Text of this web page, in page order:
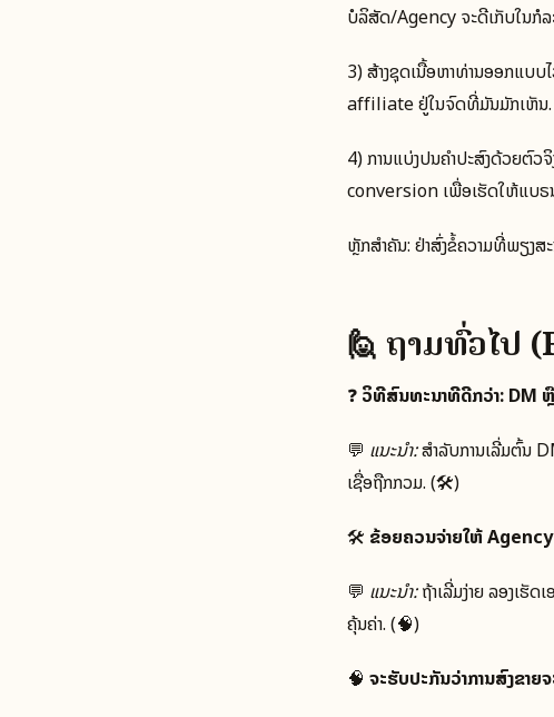
ບໍລິສັດ/Agency ຈະດີເກັບໃນກໍລ
3) ສ້າງຊຸດເນື້ອຫາທ່ານອອກແບ
affiliate ຢູ່ໃນຈົດທີ່ມັນມັກເຫັນ.
4) ການແບ່ງປັນຄຳປະສົງດ້ວຍຕົ
conversion ເພື່ອເຮັດໃຫ້ແບຣນ
ຫຼັກສຳຄັນ: ຢ່າສົ່ງຂໍ້ຄວາມທີ່ພຽງ
🙋 ຖາມທົ່ວໄປ
❓ວິທີສົນທະນາທີ່ດີກວ່າ: DM
💬 ແນະນໍາ:ສໍາລັບການເລີ່ມຕົ້ນ
ເຊື່ອຖືກກວມ. (🛠️)
🛠️ ຂ້ອຍຄວນຈ່າຍໃຫ້ Agency
💬 ແນະນໍາ:ຖ້າເລີ່ມງ່າຍ ລອງເຮັ
ຄຸ້ນຄ່າ. (🧠)
🧠 ຈະຮັບປະກັນວ່າການສົ່ງຂາຍ